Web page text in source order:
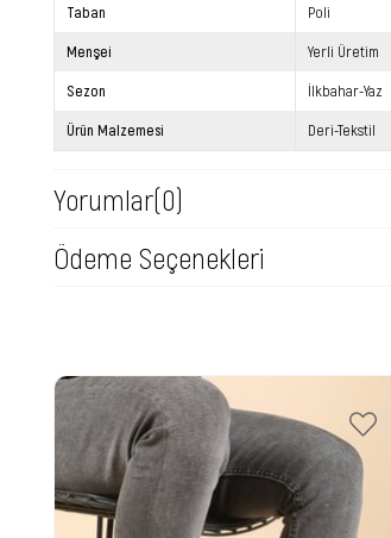
Taban Poli
Menşei Yerli Üretim
Sezon İlkbahar-Yaz
Ürün Malzemesi Deri-Tekstil
Yorumlar(0)
Ödeme Seçenekleri